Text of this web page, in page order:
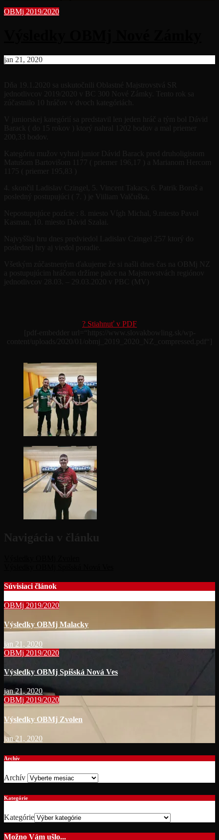
OBMj 2019/2020
jan 21, 2020
Dňa 19.1.2020 sa uskutočnili Oblastné Majstrovstvá SR
jednotlivcov 2019/2020 v BC 300 Nové Zámky. Tento rok sa
zúčastnilo 10 hráčov v dvoch kategóriách.
V juniorskej kategórií sa predstavil len jeden hráč a tým bol Dávid
Barack ( do 15 rokov ) ktorý nahral 1202 bodov a mal priemer
200,33 bodov.
Kategóriu mužov vyhral junior Dávid Barack pred druholigistom
Matušom Bartovišom 1177 ( priemer 196,17 ) a Marianom Hercom
1175 ( priemer 195,83 )
4. skončil Ladislav Czingel, 5. Vincent Takacs, 6. Patrik Boroš a
posledný postupujúci ( 7. ) je Viiliam Valčuška.
Nepostupujúce pozície : 8. miesto Vígh Michal, 9.miesto Pavol
Kasman, 10. miesto Dávid Szalai.
Najvyššiu hru dnes predviedol Ladislav Czingel 257 ktorý do
poslednej hry aj viedol poradie.
Všetkým zúčastneným ďakujeme že si našli dnes čas na OBMj NZ
a postupujúcim hráčom držíme palce na Majstrovstvách regiónov
jednotlivcov 28.03. – 29.03.2020 v PBC (MV)
? Stiahnuť v PDF
[pdf-embedder url=“https://www.slovakbowling.sk/wp-
content/uploads/2020/01/obmj_2019_2020_NZ_compressed.pdf“]
Navigácia v článku
Súvisiaci článok
OBMj 2019/2020
Výsledky OBMj Malacky
jan 21, 2020
OBMj 2019/2020
Výsledky OBMj Spišská Nová Ves
jan 21, 2020
OBMj 2019/2020
Výsledky OBMj Zvolen
jan 21, 2020
Archív
Archív
Kategórie
Kategórie
Možno Vám ušlo...